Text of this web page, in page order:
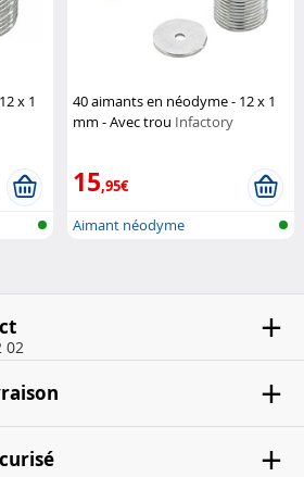
x 1
40 aimants en néodyme - 12 x 1
mm - Avec trou Infactory
15,95€
Aimant néodyme
02